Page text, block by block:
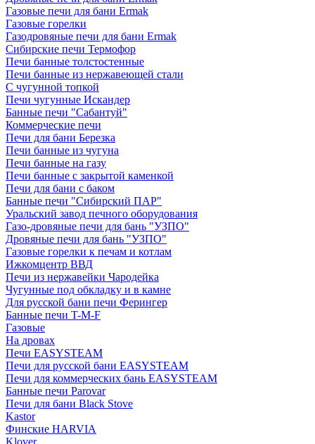
Газовые печи для бани Ermak
Газовые горелки
Газодровяные печи для бани Ermak
Сибирские печи Термофор
Печи банные толстостенные
Печи банные из нержавеющей стали
С чугунной топкой
Печи чугунные Искандер
Банные печи "Сабантуй"
Коммерческие печи
Печи для бани Березка
Печи банные из чугуна
Печи банные на газу
Печи банные с закрытой каменкой
Печи для бани с баком
Банные печи "Сибирский ПАР"
Уральский завод печного оборудования
Газо-дровяные печи для бань "УЗПО"
Дровяные печи для бань "УЗПО"
Газовые горелки к печам и котлам
Ижкомцентр ВВД
Печи из нержавейки Чародейка
Чугунные под обкладку и в камне
Для русской бани печи Ферингер
Банные печи T-M-F
Газовые
На дровах
Печи EASYSTEAM
Печи для русской бани EASYSTEAM
Печи для коммерческих бань EASYSTEAM
Банные печи Parovar
Печи для бани Black Stove
Kastor
Финские HARVIA
Klover